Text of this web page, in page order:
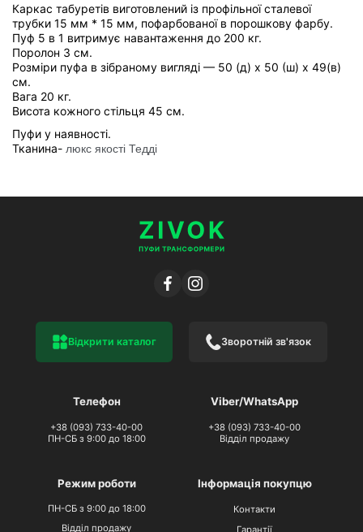
Каркас табуретів виготовлений із профільної сталевої
трубки 15 мм * 15 мм, пофарбованої в порошкову фарбу.
Пуф 5 в 1 витримує навантаження до 200 кг.
Поролон 3 см.
Розміри пуфа в зібраному вигляді — 50 (д) x 50 (ш) х 49(в)
см.
Вага 20 кг.
Висота кожного стільця 45 см.
Пуфи у наявності.
Тканина- люкс якості Тедді
Телефон
+38 (093) 733-40-00
ПН-СБ з 9:00 до 18:00
Viber/WhatsApp
+38 (093) 733-40-00
Відділ продажу
Режим роботи
ПН-СБ з 9:00 до 18:00
Відділ продажу
Інформація покупцю
Контакти
Гарантії
Відкрити каталог Зворотній зв'язок